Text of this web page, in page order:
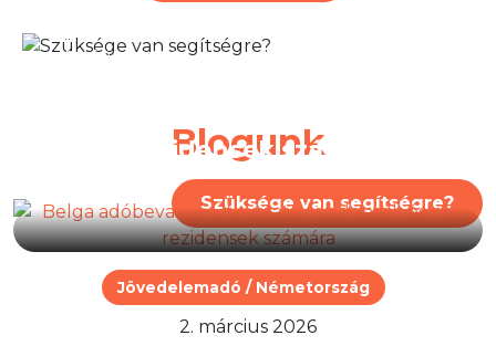
Szüksége van segítségre?
Blogunk
7. július 2026
Útmutató rezidensek és
nem rezidensek számára
Jövedelemadó / Németország
2. március 2026